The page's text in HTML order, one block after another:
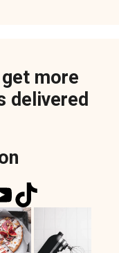
more
delivered
TikTok